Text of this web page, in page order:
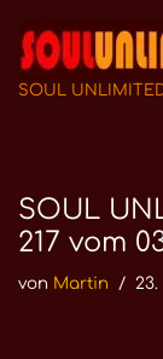
Zum
Inhalt
SOUL
SOUL
217 vom
von Martin